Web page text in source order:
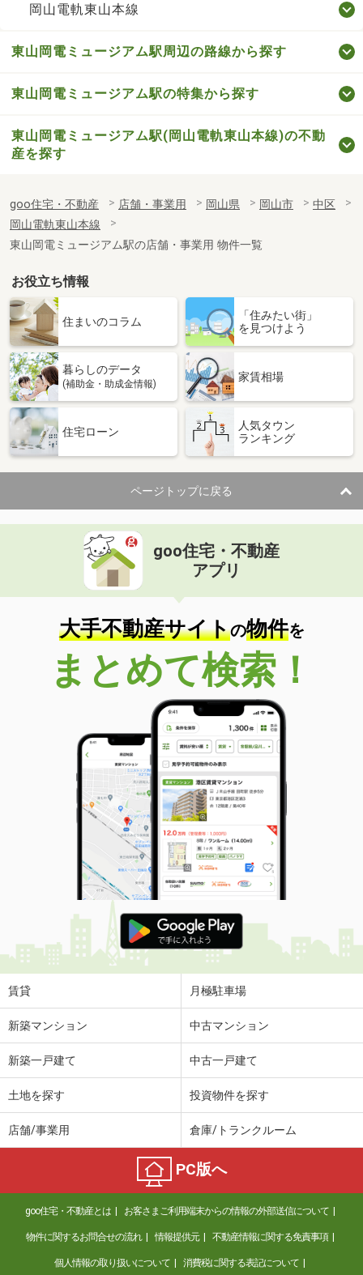
岡山電軌東山本線
東山岡電ミュージアム駅周辺の路線から探す
東山岡電ミュージアム駅の特集から探す
東山岡電ミュージアム駅(岡山電軌東山本線)の不動
産を探す
goo住宅・不動産 店舗・事業用 岡山県 岡山市
中区
岡山電軌東山本線
東山岡電ミュージアム駅の店舗・事業用 物件一覧
お役立ち情報
住まいのコラム
「住みたい街」
を見つけよう
暮らしのデータ
(補助金・助成金情報)
家賃相場
住宅ローン
人気タウン
ランキング
ページトップに戻る
goo住宅・不動産
アプリ
大手不動産サイトの物件を
まとめて検索！
賃貸 月極駐車場
新築マンション 中古マンション
新築一戸建て 中古一戸建て
土地を探す 投資物件を探す
店舗/事業用 倉庫/トランクルーム
PC版へ
goo住宅・不動産とは お客さまご利用端末からの情報の外部送信について
物件に関するお問合せの流れ 情報提供元 不動産情報に関する免責事項
個人情報の取り扱いについて 消費税に関する表記について